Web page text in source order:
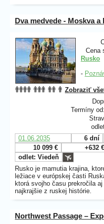
Dva medvede - Moskva a
Cena
Rusko
-
Zobraziť
Termíny
01.06.2035
6 dní
10 099 €
+632 €
odlet: Viedeň
Rusko je mamutia krajina,
ležiace v európskej časti
ktorá svojho času prekročila
najkrajšie z ruskej histórie.
Northwest Passage –